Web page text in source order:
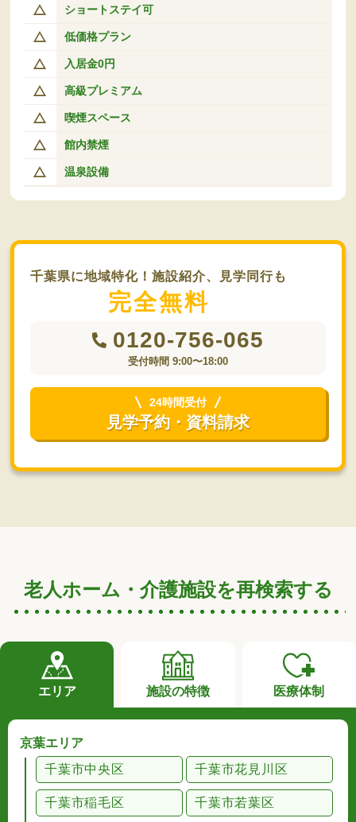
ショートステイ可
低価格プラン
入居金0円
高級プレミアム
喫煙スペース
館内禁煙
温泉設備
千葉県に地域特化！施設紹介、見学同行も
完全無料
0120-756-065
受付時間 9:00〜18:00
24時間受付
見学予約・資料請求
老人ホーム・介護施設を再検索する
エリア 施設の特徴 医療体制
京葉エリア
千葉市中央区
千葉市花見川区
千葉市稲毛区 千葉市若葉区